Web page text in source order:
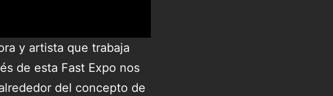
y artista que trabaja
de esta Fast Expo nos
del concepto de